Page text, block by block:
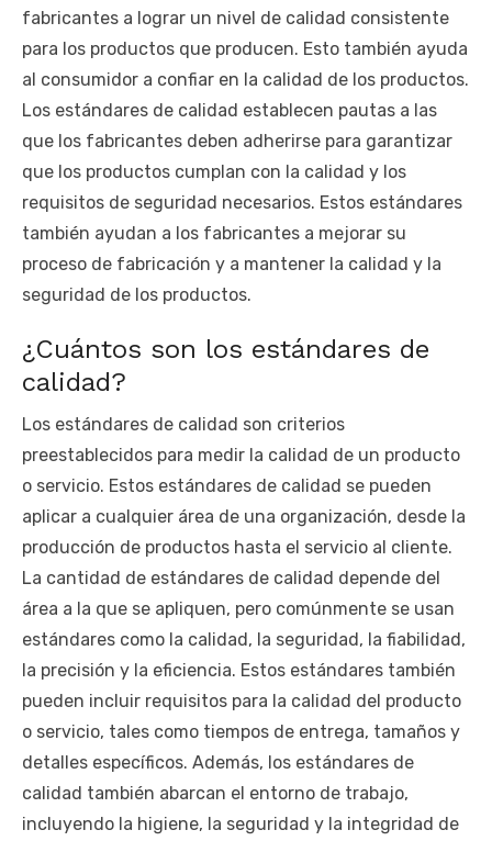
fabricantes a lograr un nivel de calidad consistente
para los productos que producen. Esto también ayuda
al consumidor a confiar en la calidad de los productos.
Los estándares de calidad establecen pautas a las
que los fabricantes deben adherirse para garantizar
que los productos cumplan con la calidad y los
requisitos de seguridad necesarios. Estos estándares
también ayudan a los fabricantes a mejorar su
proceso de fabricación y a mantener la calidad y la
seguridad de los productos.
¿Cuántos son los estándares de
calidad?
Los estándares de calidad son criterios
preestablecidos para medir la calidad de un producto
o servicio. Estos estándares de calidad se pueden
aplicar a cualquier área de una organización, desde la
producción de productos hasta el servicio al cliente.
La cantidad de estándares de calidad depende del
área a la que se apliquen, pero comúnmente se usan
estándares como la calidad, la seguridad, la fiabilidad,
la precisión y la eficiencia. Estos estándares también
pueden incluir requisitos para la calidad del producto
o servicio, tales como tiempos de entrega, tamaños y
detalles específicos. Además, los estándares de
calidad también abarcan el entorno de trabajo,
incluyendo la higiene, la seguridad y la integridad de